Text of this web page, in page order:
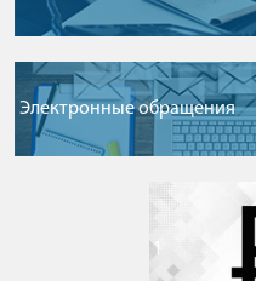
Электронные обращения
1